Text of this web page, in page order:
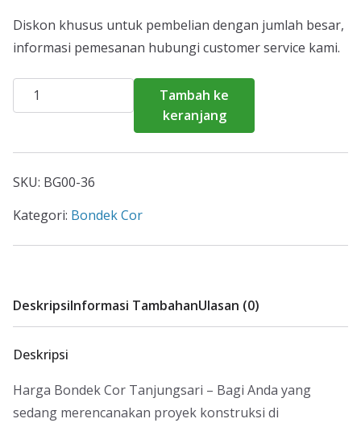
Diskon khusus untuk pembelian dengan jumlah besar,
informasi pemesanan hubungi customer service kami.
Kuantitas
Harga
2026
Tambah ke
keranjang
SKU: BG00-36
Kategori: Bondek Cor
DeskripsiInformasi TambahanUlasan (0)
Deskripsi
Harga Bondek Cor Tanjungsari – Bagi Anda yang
sedang merencanakan proyek konstruksi di